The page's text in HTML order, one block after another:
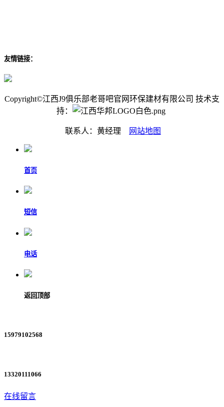
友情链接：
Copyright©江西J9俱乐部老哥吧官网环保建材有限公司 技术支
持：
联系人：黄经理 网站地图
首页
短信
电话
返回顶部
15979102568
13320111066
在线留言